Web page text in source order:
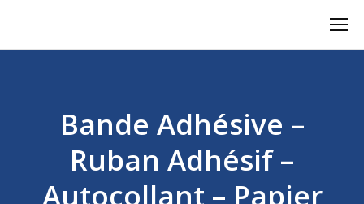
Bande Adhésive –
Ruban Adhésif –
Autocollant – Papier